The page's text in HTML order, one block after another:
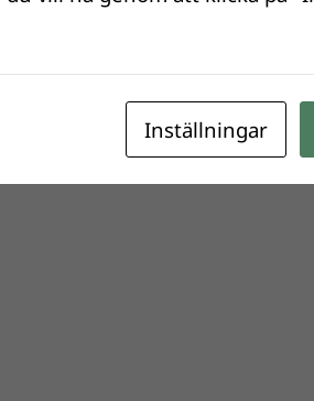
Inställningar